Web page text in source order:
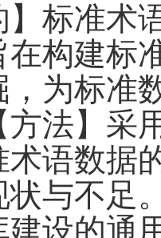
】标准
在构建标
，为标准
方法】采
术语数据
状与不足
建设的通